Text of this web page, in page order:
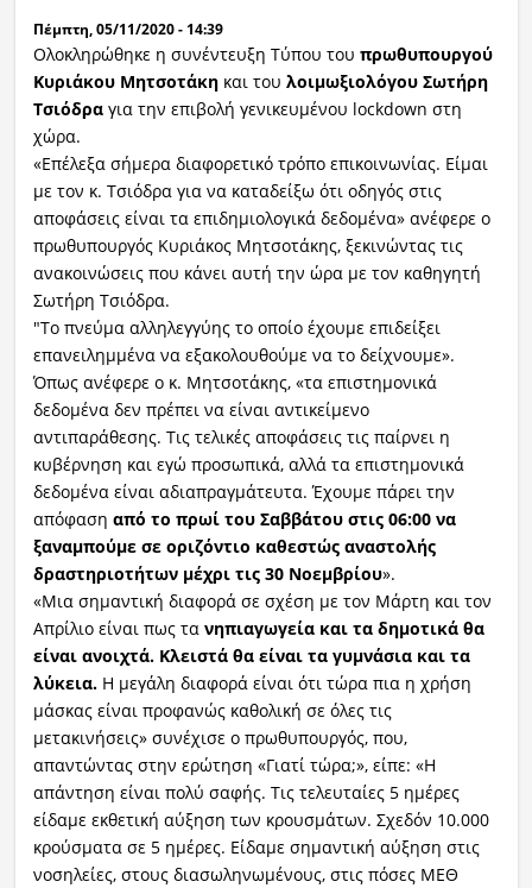
Πέμπτη, 05/11/2020 - 14:39
Ολοκληρώθηκε η συνέντευξη Τύπου του πρωθυπουργού
Κυριάκου Μητσοτάκηκαι του λοιμωξιολόγου Σωτήρη
Τσιόδραγια την επιβολή γενικευμένου lockdown στη
χώρα.
«Επέλεξα σήμερα διαφορετικό τρόπο επικοινωνίας. Είμαι
με τον κ. Τσιόδρα για να καταδείξω ότι οδηγός στις
αποφάσεις είναι τα επιδημιολογικά δεδομένα» ανέφερε ο
πρωθυπουργός Κυριάκος Μητσοτάκης, ξεκινώντας τις
ανακοινώσεις που κάνει αυτή την ώρα με τον καθηγητή
Σωτήρη Τσιόδρα.
«Ξέρω ότι υπάρχει στεναχώρια, ανησυχία, φόβος για τις
οικονομικές επιπτώσεις» συνέχισε ο πρωθυπουργός και
συμπλήρωσε: «Θέλουμε τους πολίτες σύμμαχους σε αυτή
τη νέα μεγάλη προσπάθεια που καλούμαστε να κάνουμε.
);background-size:25px 7px;background-position:center
decoration:none;" target="_blank">powered
"Το πνεύμα αλληλεγγύης το οποίο έχουμε επιδείξει
επανειλημμένα να εξακολουθούμε να το δείχνουμε».
Όπως ανέφερε ο κ. Μητσοτάκης, «τα επιστημονικά
δεδομένα δεν πρέπει να είναι αντικείμενο
αντιπαράθεσης. Τις τελικές αποφάσεις τις παίρνει η
κυβέρνηση και εγώ προσωπικά, αλλά τα επιστημονικά
δεδομένα είναι αδιαπραγμάτευτα. Έχουμε πάρει την
απόφαση από το πρωί του Σαββάτου στις 06:00 να
ξαναμπούμε σε οριζόντιο καθεστώς αναστολής
δραστηριοτήτων μέχρι τις 30 Νοεμβρίου».
«Μια σημαντική διαφορά σε σχέση με τον Μάρτη και τον
Απρίλιο είναι πως τα νηπιαγωγεία και τα δημοτικά θα
είναι ανοιχτά. Κλειστά θα είναι τα γυμνάσια και τα
λύκεια.Η μεγάλη διαφορά είναι ότι τώρα πια η χρήση
μάσκας είναι προφανώς καθολική σε όλες τις
μετακινήσεις» συνέχισε ο πρωθυπουργός, που,
απαντώντας στην ερώτηση «Γιατί τώρα;», είπε: «Η
απάντηση είναι πολύ σαφής. Τις τελευταίες 5 ημέρες
είδαμε εκθετική αύξηση των κρουσμάτων. Σχεδόν 10.000
κρούσματα σε 5 ημέρες. Είδαμε σημαντική αύξηση στις
νοσηλείες, στους διασωληνωμένους, στις πόσες ΜΕΘ